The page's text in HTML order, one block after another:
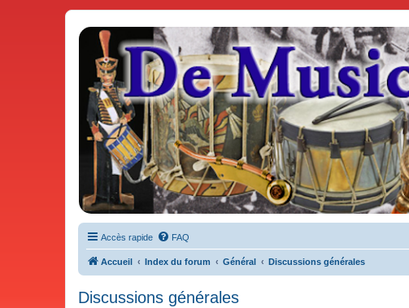
De Musicae Militari - Forums
Forums de discussions
Accès rapide FAQ
Accueil Index du forum Général Discussions générales
Discussions générales